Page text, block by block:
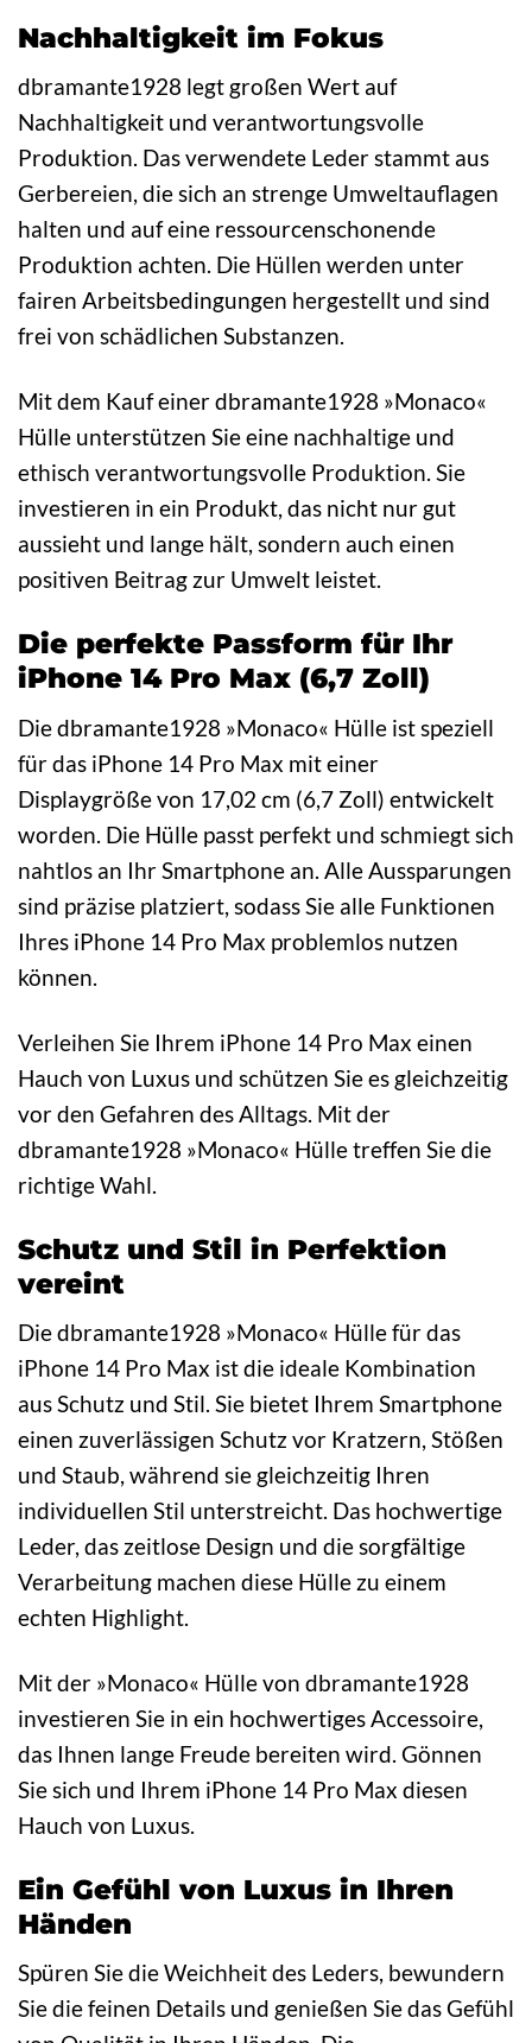
Nachhaltigkeit im Fokus
dbramante1928 legt großen Wert auf
Nachhaltigkeit und verantwortungsvolle
Produktion. Das verwendete Leder stammt aus
Gerbereien, die sich an strenge Umweltauflagen
halten und auf eine ressourcenschonende
Produktion achten. Die Hüllen werden unter
fairen Arbeitsbedingungen hergestellt und sind
frei von schädlichen Substanzen.
Mit dem Kauf einer dbramante1928 »Monaco«
Hülle unterstützen Sie eine nachhaltige und
ethisch verantwortungsvolle Produktion. Sie
investieren in ein Produkt, das nicht nur gut
aussieht und lange hält, sondern auch einen
positiven Beitrag zur Umwelt leistet.
Die perfekte Passform für Ihr
iPhone 14 Pro Max (6,7 Zoll)
Die dbramante1928 »Monaco« Hülle ist speziell
für das iPhone 14 Pro Max mit einer
Displaygröße von 17,02 cm (6,7 Zoll) entwickelt
worden. Die Hülle passt perfekt und schmiegt sich
nahtlos an Ihr Smartphone an. Alle Aussparungen
sind präzise platziert, sodass Sie alle Funktionen
Ihres iPhone 14 Pro Max problemlos nutzen
können.
Verleihen Sie Ihrem iPhone 14 Pro Max einen
Hauch von Luxus und schützen Sie es gleichzeitig
vor den Gefahren des Alltags. Mit der
dbramante1928 »Monaco« Hülle treffen Sie die
richtige Wahl.
Schutz und Stil in Perfektion
vereint
Die dbramante1928 »Monaco« Hülle für das
iPhone 14 Pro Max ist die ideale Kombination
aus Schutz und Stil. Sie bietet Ihrem Smartphone
einen zuverlässigen Schutz vor Kratzern, Stößen
und Staub, während sie gleichzeitig Ihren
individuellen Stil unterstreicht. Das hochwertige
Leder, das zeitlose Design und die sorgfältige
Verarbeitung machen diese Hülle zu einem
echten Highlight.
Mit der »Monaco« Hülle von dbramante1928
investieren Sie in ein hochwertiges Accessoire,
das Ihnen lange Freude bereiten wird. Gönnen
Sie sich und Ihrem iPhone 14 Pro Max diesen
Hauch von Luxus.
Ein Gefühl von Luxus in Ihren
Händen
Spüren Sie die Weichheit des Leders, bewundern
Sie die feinen Details und genießen Sie das Gefühl